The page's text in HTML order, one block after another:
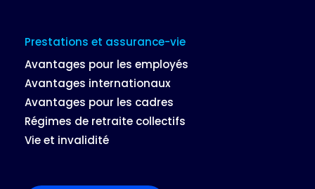
Prestations et assurance-vie
Avantages pour les employés
Avantages internationaux
Avantages pour les cadres
Régimes de retraite collectifs
Vie et invalidité